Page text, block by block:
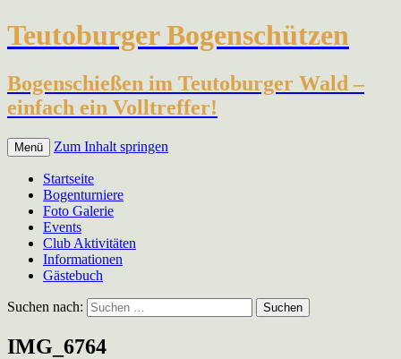
Teutoburger Bogenschützen
Bogenschießen im Teutoburger Wald –
einfach ein Volltreffer!
Menü Zum Inhalt springen
Startseite
Bogenturniere
Foto Galerie
Events
Club Aktivitäten
Informationen
Gästebuch
Suchen nach:
IMG_6764